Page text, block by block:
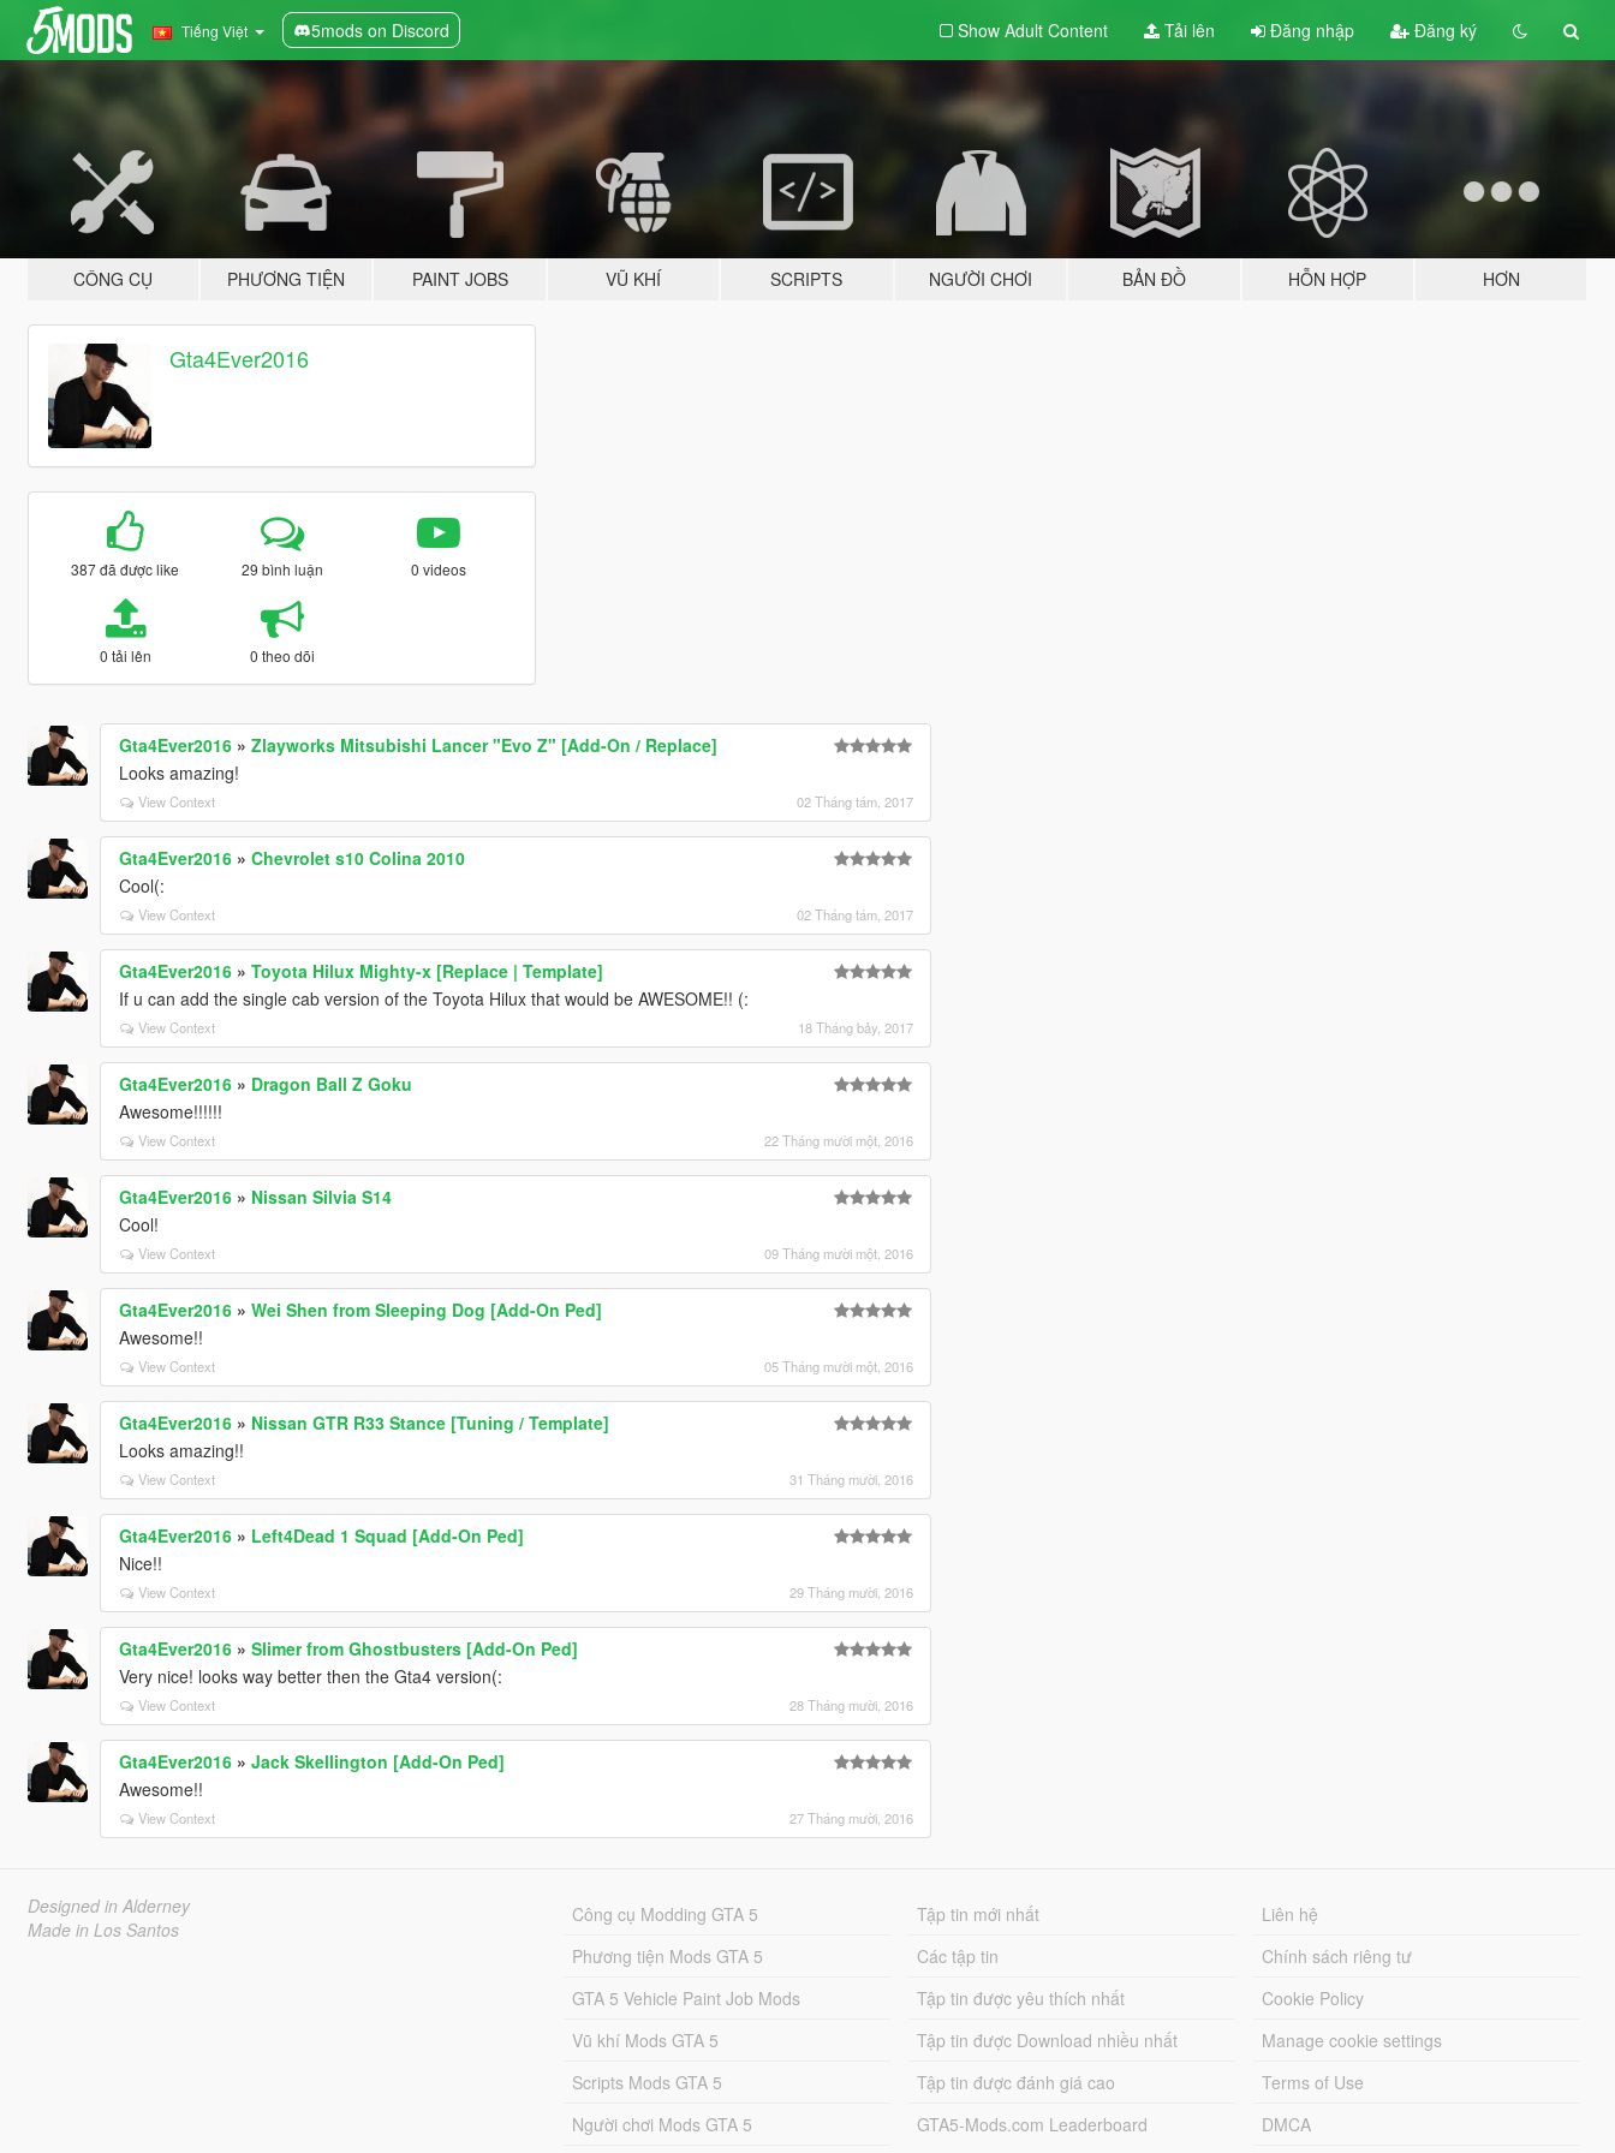
Tiếng Việt 5mods on Discord Show Adult Content Tải lên Đăng nhập Đăng ký
CÔNG CỤ PHƯƠNG TIỆN PAINT JOBS VŨ KHÍ SCRIPTS NGƯỜI CHƠI BẢN ĐỒ HỖN HỢP HƠN
Gta4Ever2016
387 đã được like 29 bình luận 0 videos
0 tải lên 0 theo dõi
Gta4Ever2016» Zlayworks Mitsubishi Lancer "Evo Z" [Add-On / Replace]
Looks amazing!
View Context 02 Tháng tám, 2017
Gta4Ever2016» Chevrolet s10 Colina 2010
Cool(:
View Context 02 Tháng tám, 2017
Gta4Ever2016» Toyota Hilux Mighty-x [Replace | Template]
If u can add the single cab version of the Toyota Hilux that would be AWESOME!! (:
View Context 18 Tháng bảy, 2017
Gta4Ever2016» Dragon Ball Z Goku
Awesome!!!!!!
View Context 22 Tháng mười một, 2016
Gta4Ever2016» Nissan Silvia S14
Cool!
View Context 09 Tháng mười một, 2016
Gta4Ever2016» Wei Shen from Sleeping Dog [Add-On Ped]
Awesome!!
View Context 05 Tháng mười một, 2016
Gta4Ever2016» Nissan GTR R33 Stance [Tuning / Template]
Looks amazing!!
View Context 31 Tháng mười, 2016
Gta4Ever2016» Left4Dead 1 Squad [Add-On Ped]
Nice!!
View Context 29 Tháng mười, 2016
Gta4Ever2016» Slimer from Ghostbusters [Add-On Ped]
Very nice! looks way better then the Gta4 version(:
View Context 28 Tháng mười, 2016
Gta4Ever2016» Jack Skellington [Add-On Ped]
Awesome!!
View Context 27 Tháng mười, 2016
Designed in Alderney
Made in Los Santos
Công cụ Modding GTA 5
Phương tiện Mods GTA 5
GTA 5 Vehicle Paint Job Mods
Vũ khí Mods GTA 5
Scripts Mods GTA 5
Người chơi Mods GTA 5
Tập tin mới nhất
Các tập tin
Tập tin được yêu thích nhất
Tập tin được Download nhiều nhất
Tập tin được đánh giá cao
GTA5-Mods.com Leaderboard
Liên hệ
Chính sách riêng tư
Cookie Policy
Manage cookie settings
Terms of Use
DMCA